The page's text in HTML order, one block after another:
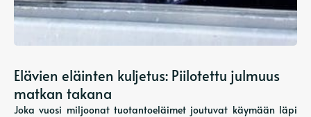
Elävien eläinten kuljetus: Piilotettu julmuus
matkan takana
Joka vuosi miljoonat tuotantoeläimet joutuvat käymään läpi